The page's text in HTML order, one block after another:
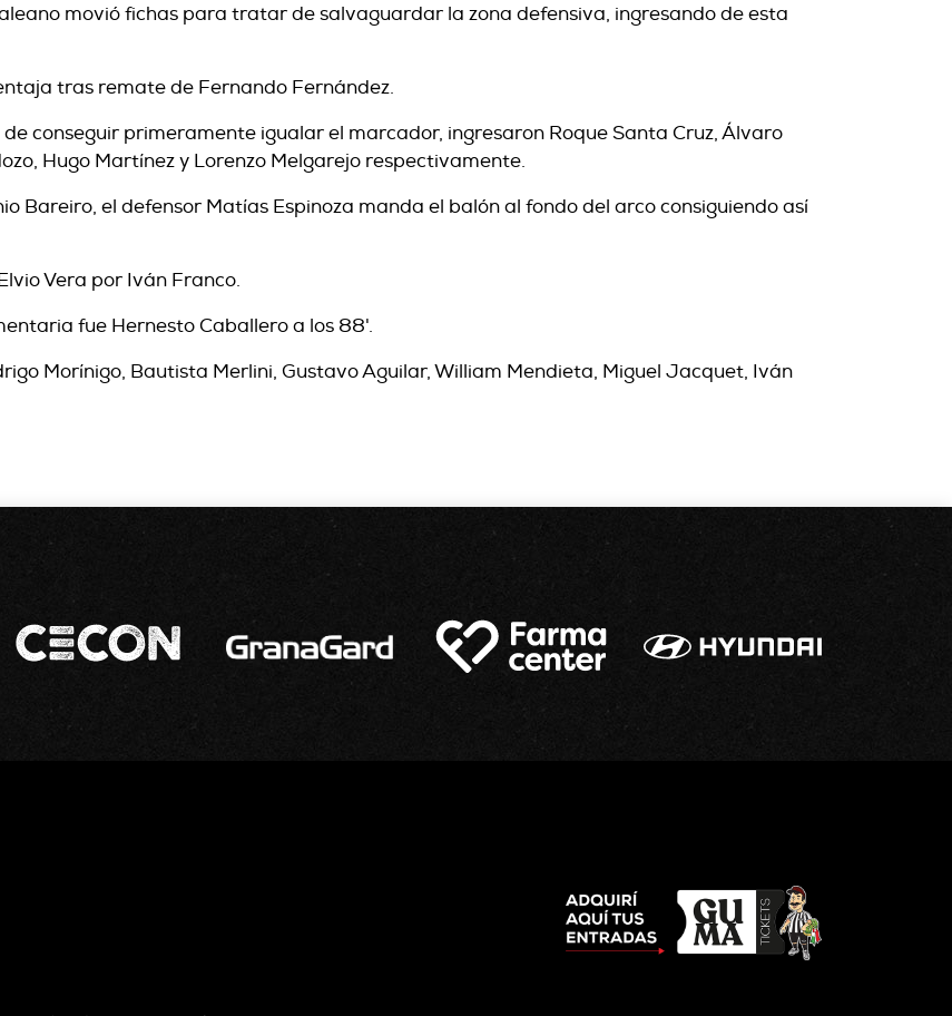
movió fichas para tratar de salvaguardar la zona defensiva, ingresando de esta
tras remate de Fernando Fernández.
conseguir primeramente igualar el marcador, ingresaron Roque Santa Cruz, Álvaro
Hugo Martínez y Lorenzo Melgarejo respectivamente.
Bareiro, el defensor Matías Espinoza manda el balón al fondo del arco consiguiendo así
Vera por Iván Franco.
fue Hernesto Caballero a los 88'.
Morínigo, Bautista Merlini, Gustavo Aguilar, William Mendieta, Miguel Jacquet, Iván